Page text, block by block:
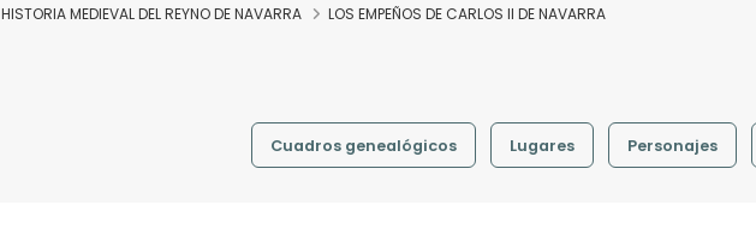
HISTORIA MEDIEVAL DEL REYNO DE NAVARRA LOS EMPEÑOS DE CARLOS II DE NAVARRA
Cuadros genealógicos Lugares Personajes